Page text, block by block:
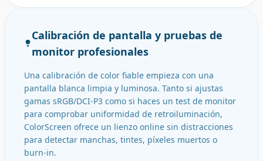
Calibración de pantalla y pruebas de
monitor profesionales
Una calibración de color fiable empieza con una
pantalla blanca limpia y luminosa. Tanto si ajustas
gamas sRGB/DCI-P3 como si haces un test de monitor
para comprobar uniformidad de retroiluminación,
ColorScreen ofrece un lienzo online sin distracciones
para detectar manchas, tintes, píxeles muertos o
burn-in.